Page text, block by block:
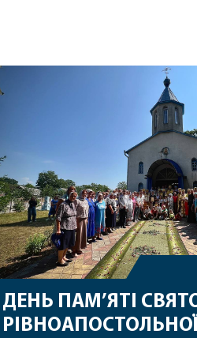
ДЕНЬ ПАМ’ЯТІ
РІВНОАПОСТОЛЬНОЇ